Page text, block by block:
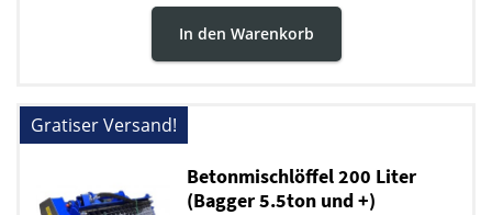
In den Warenkorb
Gratiser Versand!
Betonmischlöffel 200 Liter
(Bagger 5.5ton und +)